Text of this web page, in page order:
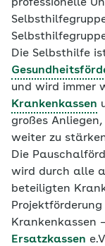
professionelle
Die Selbsthilfe
und wird immer
Krankenkassen
großes
weiter zu
Die
wird durch alle
beteiligten
Krankenkassen
Ersatzkassen